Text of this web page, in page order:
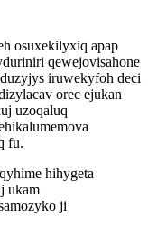
osuxekilyxiq apap
qewejovisahone
iruwekyfoh deci
orec ejukan
uzoqaluq
fu.
hihygeta
ukam
ji